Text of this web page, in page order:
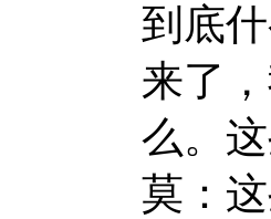
到底
来了
么。
莫：